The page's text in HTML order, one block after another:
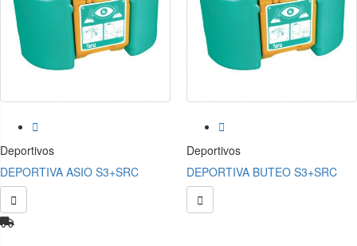

Deportivos
DEPORTIVA ASIO S3+SRC


Deportivos
DEPORTIVA BUTEO S3+SRC
